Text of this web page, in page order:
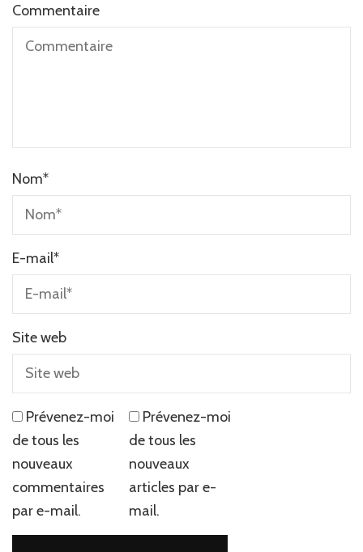
Commentaire
Nom*
E-mail*
Site web
Prévenez-moi
de tous les
nouveaux
commentaires
par e-mail.
Prévenez-moi
de tous les
nouveaux
articles par e-
mail.